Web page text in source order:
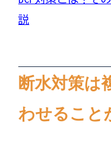
説
断水対策は
わせること